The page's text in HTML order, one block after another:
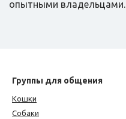
опытными владельцами.
Группы для общения
Кошки
Собаки